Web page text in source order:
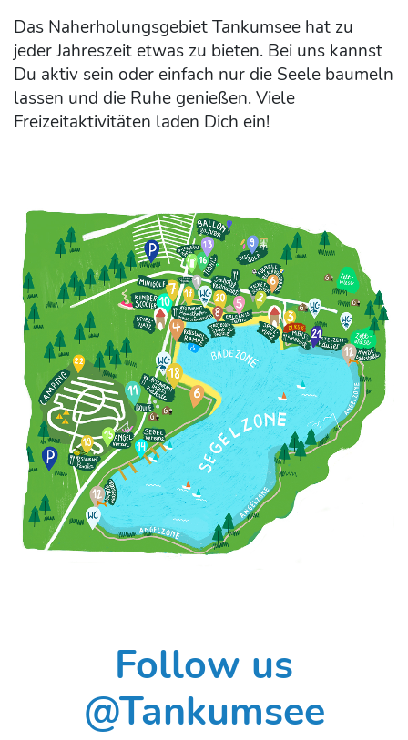
Das Naherholungsgebiet Tankumsee hat zu
jeder Jahreszeit etwas zu bieten. Bei uns kannst
Du aktiv sein oder einfach nur die Seele baumeln
lassen und die Ruhe genießen. Viele
Freizeitaktivitäten laden Dich ein!
Follow us
@Tankumsee